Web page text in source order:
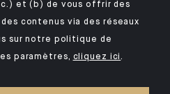
et (b) de vous offrir des
contenus via des réseaux
sur notre politique de
paramètres, cliquez ici.